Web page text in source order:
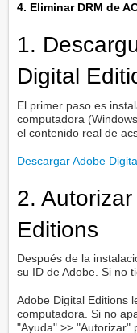
4. Eliminar DRM de
1.
Digital
El primer paso es
computadora
el contenido real de
Descargar Adobe
2.
Editions
Después de la
su ID de Adobe. Si no
Adobe Digital Editions
computadora. Si no
"Ayuda" >> "Autorizar"